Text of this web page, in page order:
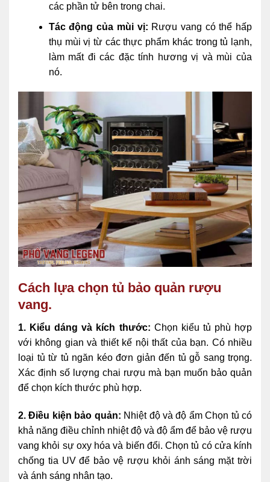
các phần tử bên trong chai.
Tác động của mùi vị: Rượu vang có thể hấp
thụ mùi vị từ các thực phẩm khác trong tủ lạnh,
làm mất đi các đặc tính hương vị và mùi của
nó.
Cách lựa chọn tủ bảo quản rượu
vang.
1. Kiểu dáng và kích thước: Chọn kiểu tủ phù hợp
với không gian và thiết kế nội thất của bạn. Có nhiều
loại tủ từ tủ ngăn kéo đơn giản đến tủ gỗ sang trọng.
Xác định số lượng chai rượu mà bạn muốn bảo quản
để chọn kích thước phù hợp.
2. Điều kiện bảo quản: Nhiệt độ và độ ẩm Chọn tủ có
khả năng điều chỉnh nhiệt độ và độ ẩm để bảo vệ rượu
vang khỏi sự oxy hóa và biến đổi. Chọn tủ có cửa kính
chống tia UV để bảo vệ rượu khỏi ánh sáng mặt trời
và ánh sáng nhân tạo.